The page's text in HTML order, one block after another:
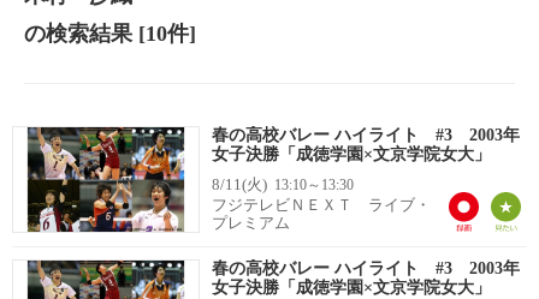
の検索結果[10件]
春の高校バレー ハイライト #3 2003年
女子決勝「成徳学園×文京学院女大」
8/11(火) 13:10～13:30
フジテレビＮＥＸＴ ライブ・
プレミアム
春の高校バレー ハイライト #3 2003年
女子決勝「成徳学園×文京学院女大」